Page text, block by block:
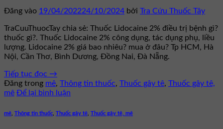
Đăng vào 19/04/202224/10/2024 bởi Tra Cứu Thuốc Tây
TraCuuThuocTay chia sẻ: Thuốc Lidocaine 2% điều trị bệnh gì?
thuốc gì?. Thuốc Lidocaine 2% công dụng, tác dụng phụ, liều
lượng. Lidocaine 2% giá bao nhiêu? mua ở đâu? Tp HCM, Hà
Nội, Cần Thơ, Bình Dương, Đồng Nai, Đà Nẵng.
Tiếp tục đọc →
Đăng trong mê, Thông tin thuốc, Thuốc gây tê, Thuốc gây tê,
mê Để lại bình luận
mê Thông tin thuốc Thuốc gây tê Thuốc gây tê, mê